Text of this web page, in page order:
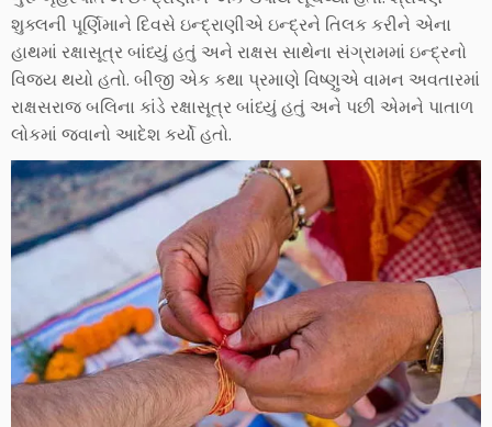
શુક્લની પૂર્ણિમાને દિવસે ઇન્દ્રાણીએ ઇન્દ્રને તિલક કરીને એના
હાથમાં રક્ષાસૂત્ર બાંધ્યું હતું અને રાક્ષસ સાથેના સંગ્રામમાં ઇન્દ્રનો
વિજય થયો હતો. બીજી એક કથા પ્રમાણે વિષ્ણુએ વામન અવતારમાં
રાક્ષસરાજ બલિના કાંડે રક્ષાસૂત્ર બાંધ્યું હતું અને પછી એમને પાતાળ
લોકમાં જવાનો આદેશ કર્યો હતો.